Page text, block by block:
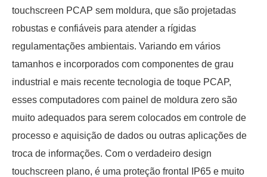
touchscreen PCAP sem moldura, que são projetadas
robustas e confiáveis para atender a rígidas
regulamentações ambientais. Variando em vários
tamanhos e incorporados com componentes de grau
industrial e mais recente tecnologia de toque PCAP,
esses computadores com painel de moldura zero são
muito adequados para serem colocados em controle de
processo e aquisição de dados ou outras aplicações de
troca de informações. Com o verdadeiro design
touchscreen plano, é uma proteção frontal IP65 e muito